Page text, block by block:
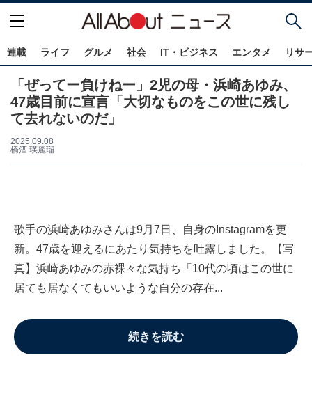
連載 ライフ グルメ 社会 IT・ビジネス エンタメ リサ
「ぜってー負けねー」2児の母・浜崎あゆみ、
47歳目前に宣言「大切なものをこの世に残し
て去れないのだ」
2025.09.08
橋酒 瑛麗瑠
歌手の浜崎あゆみさんは9月7日、自身のInstagramを更
新。47歳を迎えるにあたり気持ちを吐露しました。【写
真】浜崎あゆみの赤裸々な気持ち「10代の頃はこの世に
居ても居なくてもいいような自分の存在...
続きを読む